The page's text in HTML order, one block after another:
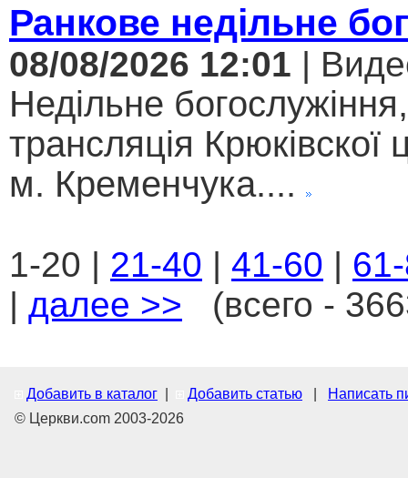
Ранкове недільне
08/08/2026 12:01 |
Недільне
трансляція
м. Кременчука....
1-20 | 21-40 | 41-60 |
| далее >> (всего -
Добавить в каталог Добавить статью
Написать
© Церкви.com 2003-2026